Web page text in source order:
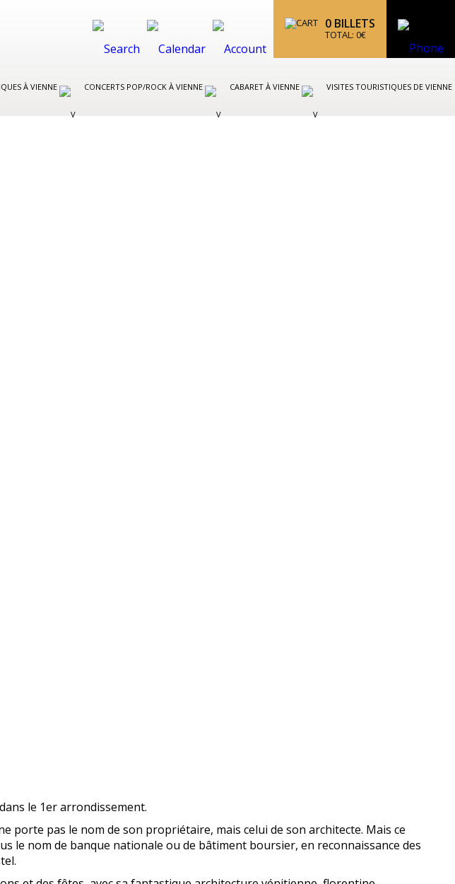
0 BILLETS
TOTAL: 0€
À VIENNE CONCERTS POP/ROCK À VIENNE CABARET À VIENNE VISITES TOURISTIQUES DE VIENNE
le 1er arrondissement.
porte pas le nom de son propriétaire, mais celui de son architecte. Mais ce
le nom de banque nationale ou de bâtiment boursier, en reconnaissance des